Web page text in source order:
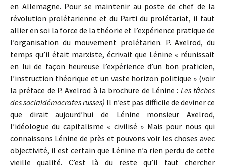
en Allemagne. Pour se maintenir au poste de chef de la
révolution prolétarienne et du Parti du prolétariat, il faut
allier en soi la force de la théorie et l’expérience pratique de
l’organisation du mouvement prolétarien. P. Axelrod, du
temps qu’il était marxiste, écrivait que Lénine « réunissait
en lui de façon heureuse l’expérience d’un bon praticien,
l’instruction théorique et un vaste horizon politique » (voir
la préface de P. Axelrod à la brochure de Lénine : Les tâches
des socialdémocrates russes) Il n’est pas difficile de deviner ce
que dirait aujourd’hui de Lénine monsieur Axelrod,
l’idéologue du capitalisme « civilisé » Mais pour nous qui
connaissons Lénine de près et pouvons voir les choses avec
objectivité, il est certain que Lénine n’a rien perdu de cette
vieille qualité. C’est là du reste qu’il faut chercher